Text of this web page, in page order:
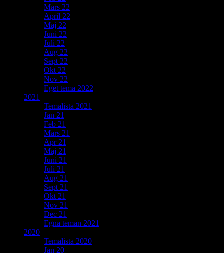
Mars 22
April 22
Maj 22
Juni 22
Juli 22
Aug 22
Sept 22
Okt 22
Nov 22
Eget tema 2022
2021
Temalista 2021
Jan 21
Feb 21
Mars 21
Apr 21
Maj 21
Juni 21
Juli 21
Aug 21
Sept 21
Okt 21
Nov 21
Dec 21
Egna teman 2021
2020
Temalista 2020
Jan 20